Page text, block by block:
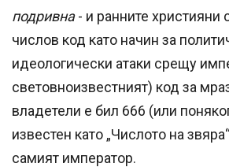
подривна- и ранните християни
числов код като начин за
идеологически атаки срещу
световноизвестният) код за
владетели е бил 666 (или
известен като „Числото на
самият император.